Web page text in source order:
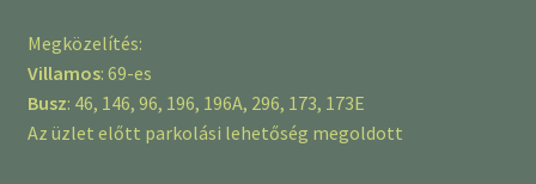
Megközelítés:
Villamos: 69-es
Busz: 46, 146, 96, 196, 196A, 296, 173, 173E
Az üzlet előtt parkolási lehetőség megoldott